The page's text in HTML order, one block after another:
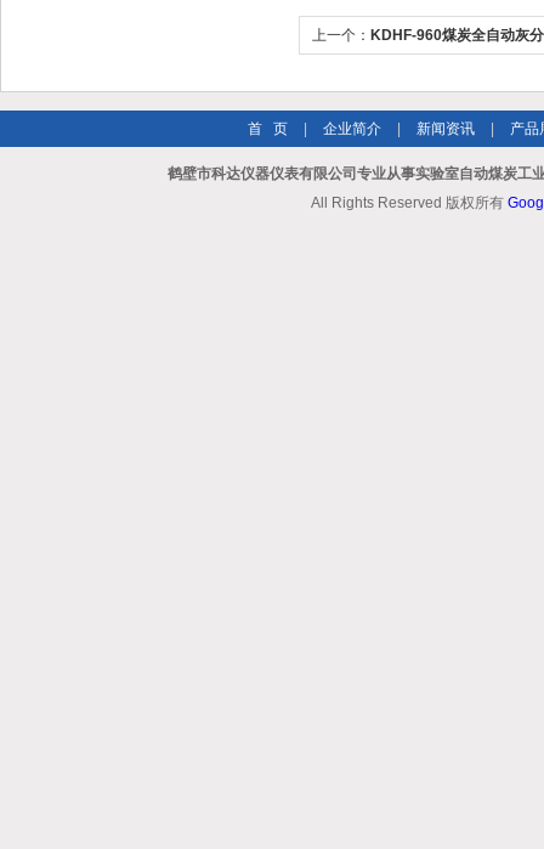
上一个： KDHF-960煤炭全自动灰
首 页 企业简介 新闻资讯 产品
鹤壁市科达仪器仪表有限公司专业从事实验室自动煤炭工
All Rights Reserved 版权所有